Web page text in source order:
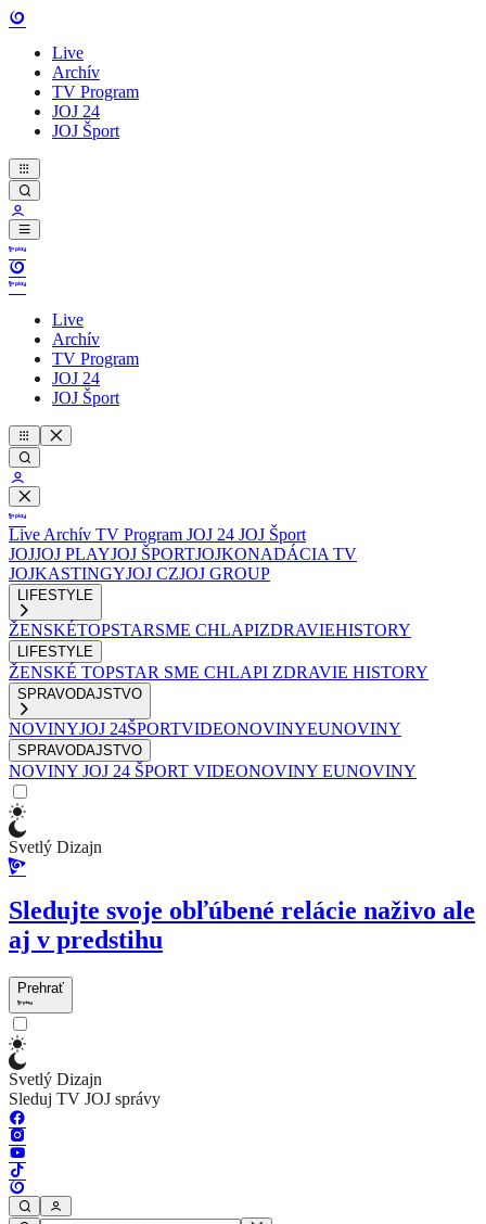
Live
Archív
TV Program
JOJ 24
JOJ Šport
Live
Archív
TV Program
JOJ 24
JOJ Šport
Live Archív TV Program JOJ 24 JOJ Šport
JOJJOJ PLAYJOJ ŠPORTJOJKONADÁCIA TV
JOJKASTINGYJOJ CZJOJ GROUP
LIFESTYLE
ŽENSKÉTOPSTARSME CHLAPIZDRAVIEHISTORY
LIFESTYLE
ŽENSKÉ TOPSTAR SME CHLAPI ZDRAVIE HISTORY
SPRAVODAJSTVO
NOVINYJOJ 24ŠPORTVIDEONOVINYEUNOVINY
SPRAVODAJSTVO
NOVINY JOJ 24 ŠPORT VIDEONOVINY EUNOVINY
Svetlý Dizajn
Sledujte svoje obľúbené relácie naživo ale
aj v predstihu
Prehrať
Svetlý Dizajn
Sleduj TV JOJ správy